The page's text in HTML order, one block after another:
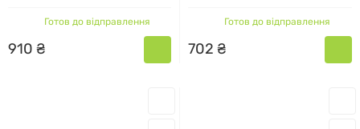
Готов до відправлення
910 ₴
Nature's Way 60 капсул
Готов до відправлення
702 ₴